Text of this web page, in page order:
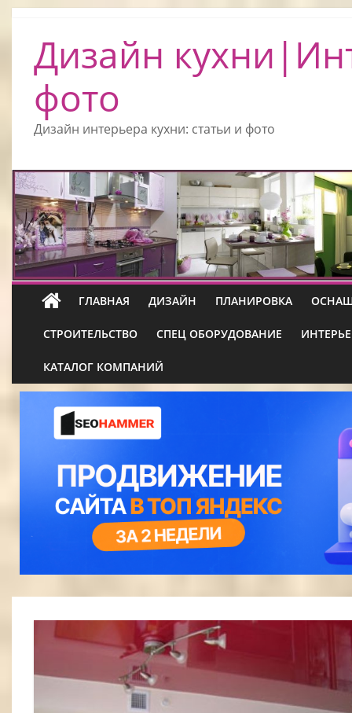
Дизайн
фото
Дизайн интерьера кухни: статьи и фото
ГЛАВНАЯ ДИЗАЙН ПЛАНИРОВКА
СТРОИТЕЛЬСТВО СПЕЦ ОБОРУДОВАНИЕ
КАТАЛОГ КОМПАНИЙ